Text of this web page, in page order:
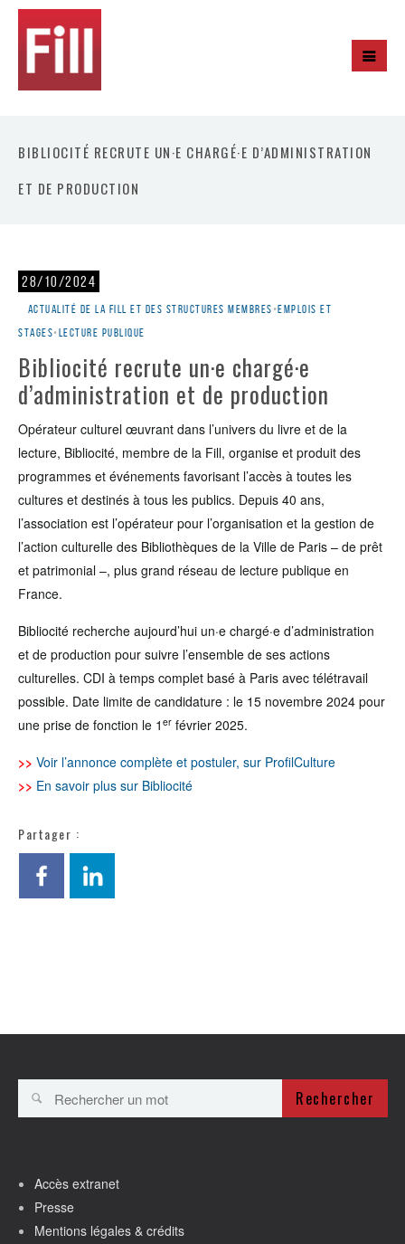
BIBLIOCITÉ RECRUTE UN·E CHARGÉ·E D’ADMINISTRATION
ET DE PRODUCTION
28/10/2024
Actualité de la Fill et des structures membres •Emplois et
stages•Lecture publique
Bibliocité recrute un·e chargé·e
d’administration et de production
Opérateur culturel œuvrant dans l’univers du livre et de la
lecture, Bibliocité, membre de la Fill, organise et produit des
programmes et événements favorisant l’accès à toutes les
cultures et destinés à tous les publics. Depuis 40 ans,
l’association est l’opérateur pour l’organisation et la gestion de
l’action culturelle des Bibliothèques de la Ville de Paris – de prêt
et patrimonial –, plus grand réseau de lecture publique en
France.
Bibliocité recherche aujourd’hui un·e chargé·e d’administration
et de production pour suivre l’ensemble de ses actions
culturelles. CDI à temps complet basé à Paris avec télétravail
possible. Date limite de candidature : le 15 novembre 2024 pour
une prise de fonction le 1 er février 2025.
>> Voir l’annonce complète et postuler, sur ProfilCulture
>> En savoir plus sur Bibliocité
Partager :
Rechercher
Accès extranet
Presse
Mentions légales & crédits